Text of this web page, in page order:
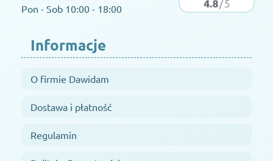
Pon - Sob 10:00 - 18:00
Informacje
O firmie Dawidam
Dostawa i płatność
Regulamin